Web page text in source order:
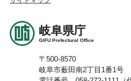
岐阜県庁
GIFU Prefectural Office
〒500-8570
岐阜市薮田南2丁目1番1号